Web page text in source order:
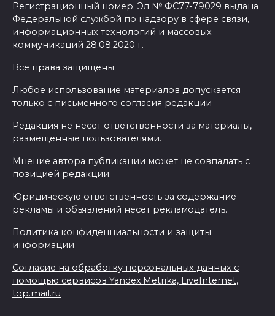
Регистрационный номер: Эл № ФС77-79029 выдана
Федеральной службой по надзору в сфере связи,
информационных технологий и массовых
коммуникаций 28.08.2020 г.
Все права защищены.
Любое использование материалов допускается
только с письменного согласия редакции
Редакция не несет ответственности за материалы,
размещенные пользователями.
Мнение автора публикации может не совпадать с
позицией редакции.
Юридическую ответственность за содержание
рекламы и объявлений несёт рекламодатель.
Политика конфиденциальности и защиты
информации
Согласие на обработку персональных данных с
помощью сервисов Yandex.Metrika, LiveInternet,
top.mail.ru